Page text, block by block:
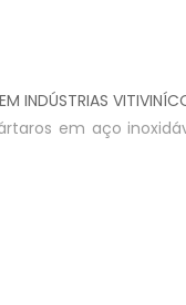
INDÚSTRIAS
em aço